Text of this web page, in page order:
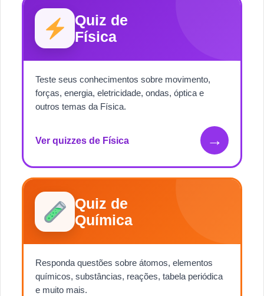
Quiz de
Física
Teste seus conhecimentos sobre movimento,
forças, energia, eletricidade, ondas, óptica e
outros temas da Física.
Ver quizzes de Física →
Quiz de
Química
Responda questões sobre átomos, elementos
químicos, substâncias, reações, tabela periódica
e muito mais.